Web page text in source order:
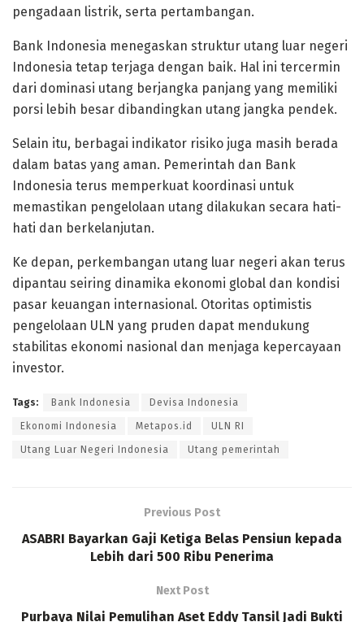
pengadaan listrik, serta pertambangan.
Bank Indonesia menegaskan struktur utang luar negeri
Indonesia tetap terjaga dengan baik. Hal ini tercermin
dari dominasi utang berjangka panjang yang memiliki
porsi lebih besar dibandingkan utang jangka pendek.
Selain itu, berbagai indikator risiko juga masih berada
dalam batas yang aman. Pemerintah dan Bank
Indonesia terus memperkuat koordinasi untuk
memastikan pengelolaan utang dilakukan secara hati-
hati dan berkelanjutan.
Ke depan, perkembangan utang luar negeri akan terus
dipantau seiring dinamika ekonomi global dan kondisi
pasar keuangan internasional. Otoritas optimistis
pengelolaan ULN yang pruden dapat mendukung
stabilitas ekonomi nasional dan menjaga kepercayaan
investor.
Tags: Bank Indonesia Devisa Indonesia
Ekonomi Indonesia Metapos.id ULN RI
Utang Luar Negeri Indonesia Utang pemerintah
Previous Post
ASABRI Bayarkan Gaji Ketiga Belas Pensiun kepada
Lebih dari 500 Ribu Penerima
Next Post
Purbaya Nilai Pemulihan Aset Eddy Tansil Jadi Bukti